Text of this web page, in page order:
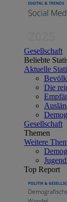
Gesellschaft
Beliebte
Aktuelle
Die
Gesellschaft
Themen
Weitere
Top Report